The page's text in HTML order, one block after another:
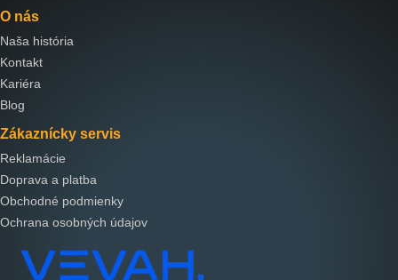
O nás
Naša história
Kontakt
Kariéra
Blog
Zákaznícky servis
Reklamácie
Doprava a platba
Obchodné podmienky
Ochrana osobných údajov